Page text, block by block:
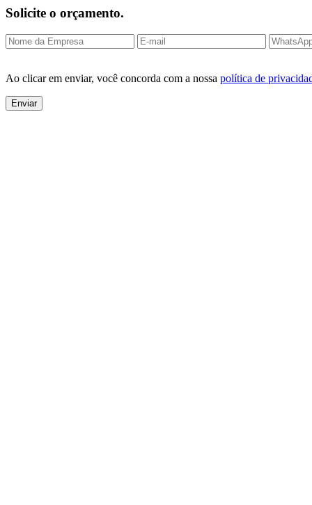
Solicite o orçamento.
Ao clicar em enviar, você concorda com a nossa política de
Enviar